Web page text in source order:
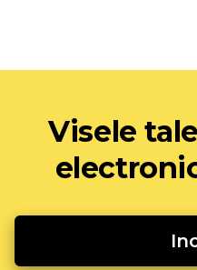
Visele